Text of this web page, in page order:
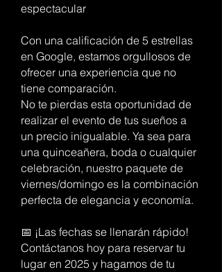
espectacular
Con una calificación de 5 estrellas
en Google, estamos orgullosos de
ofrecer una experiencia que no
tiene comparación.
No te pierdas esta oportunidad de
realizar el evento de tus sueños a
un precio inigualable. Ya sea para
una quinceañera, boda o cualquier
celebración, nuestro paquete de
viernes/domingo es la combinación
perfecta de elegancia y economía.
📅 ¡Las fechas se llenarán rápido!
Contáctanos hoy para reservar tu
lugar en 2025 y hagamos de tu